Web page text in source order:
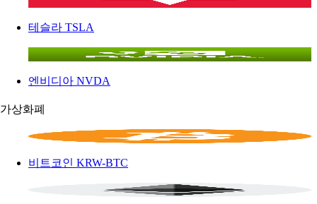
테슬라 TSLA
엔비디아 NVDA
가상화폐
비트코인 KRW-BTC